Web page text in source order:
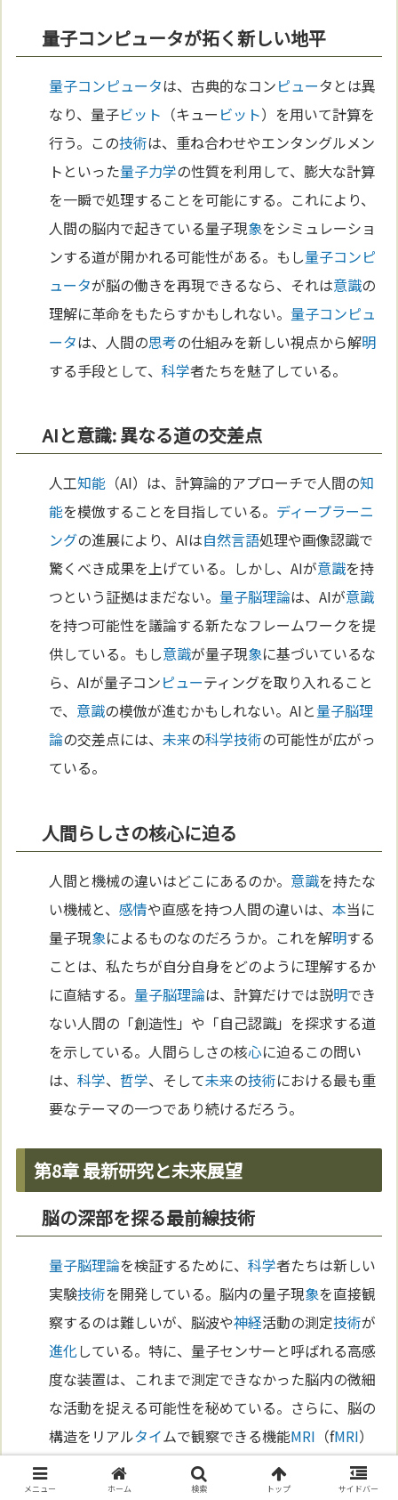
量子コンピュータが拓く新しい地平
量子コンピュータは、古典的なコンピュータとは異
なり、量子ビット （キュー ビット）を用いて計算を
行う。この技術は、重ね合わせやエンタングルメン
トといった量子力学の性質を利用して、膨大な計算
を一瞬で処理することを可能にする。これにより、
人間の脳内で起きている量子現象をシミュレーショ
ンする道が開かれる可能性がある。もし量子コンピ
ュータが脳の働きを再現できるなら、それは意識の
理解に革命をもたらすかもしれない。 量子コンピュ
ータは、人間の思考の仕組みを新しい視点から解明
する手段として、科学者たちを魅了している。
AIと意識: 異なる道の交差点
人工知能 （AI）は、計算論的アプローチで人間の知
能を模倣することを目指している。 ディープラーニ
ングの進展により、AIは自然言語処理や画像認識で
驚くべき成果を上げている。しかし、AIが意識を持
つという証拠はまだない。 量子脳理論は、AIが意識
を持つ可能性を議論する新たなフレームワークを提
供している。もし意識が量子現象に基づいているな
ら、AIが量子コンピューティングを取り入れること
で、 意識の模倣が進むかもしれない。AIと量子脳理
論の交差点には、未来の科学技術の可能性が広がっ
ている。
人間らしさの核心に迫る
人間と機械の違いはどこにあるのか。 意識を持たな
い機械と、感情や直感を持つ人間の違いは、本当に
量子現象によるものなのだろうか。これを解明する
ことは、私たちが自分自身をどのように理解するか
に直結する。 量子脳理論は、計算だけでは説明でき
ない人間の「創造性」や「自己認識」を探求する道
を示している。人間らしさの核心に迫るこの問い
は、科学、 哲学、そして未来の技術における最も重
要なテーマの一つであり続けるだろう。
第8章 最新研究と未来展望
脳の深部を探る最前線技術
量子脳理論を検証するために、科学者たちは新しい
実験技術を開発している。脳内の量子現象を直接観
察するのは難しいが、脳波や神経活動の測定技術が
進化している。特に、量子センサーと呼ばれる高感
度な装置は、これまで測定できなかった脳内の微細
な活動を捉える可能性を秘めている。さらに、脳の
構造をリアルタイムで観察できる機能MRI （fMRI）
技術 も、量子現
の間接的な証拠を提供す
る助けになる。こうした技術 進化は、脳 科学全体
メニュー ホーム 検索 トップ サイドバー